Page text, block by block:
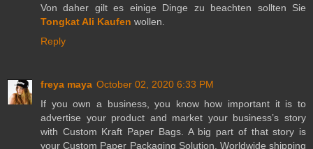
Von daher gilt es einige Dinge zu beachten sollten Sie
Tongkat Ali Kaufen wollen.
Reply
freya maya October 02, 2020 6:33 PM
If you own a business, you know how important it is to
advertise your product and market your business’s story
with Custom Kraft Paper Bags. A big part of that story is
your Custom Paper Packaging Solution. Worldwide shipping